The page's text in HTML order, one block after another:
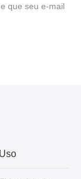
que seu e-mail